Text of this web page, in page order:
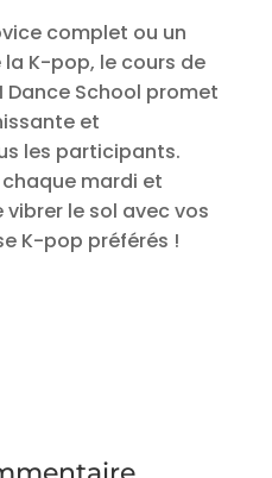
complet ou un
K-pop, le cours de
Dance School promet
et
les participants.
mardi et
le sol avec vos
K-pop préférés !